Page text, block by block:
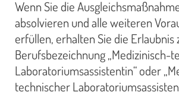
Wenn Sie die
absolvieren und alle weiteren
erfüllen, erhalten Sie die Erlaubnis
Berufsbezeichnung „Medizinisch-
Laboratoriumsassistentin“ oder
technischer